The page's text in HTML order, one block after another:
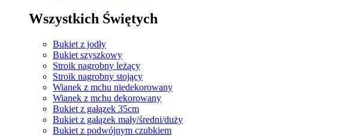
Wszystkich Świętych
Bukiet z jodły
Bukiet szyszkowy
Stroik nagrobny leżący
Stroik nagrobny stojący
Wianek z mchu niedekorowany
Wianek z mchu dekorowany
Bukiet z gałązek 35cm
Bukiet z gałązek mały/średni/duży
Bukiet z podwójnym czubkiem